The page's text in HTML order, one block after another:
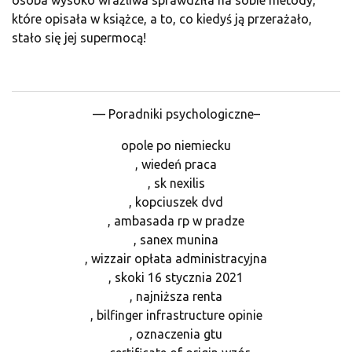
które opisała w książce, a to, co kiedyś ją przerażało,
stało się jej supermocą!
— Poradniki psychologiczne–
opole po niemiecku
, wiedeń praca
, sk nexilis
, kopciuszek dvd
, ambasada rp w pradze
, sanex munina
, wizzair opłata administracyjna
, skoki 16 stycznia 2021
, najniższa renta
, bilfinger infrastructure opinie
, oznaczenia gtu